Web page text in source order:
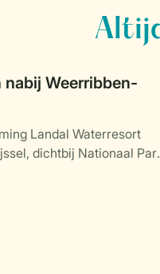
Weerribben-
Landal Waterresort
dichtbij Nationaal